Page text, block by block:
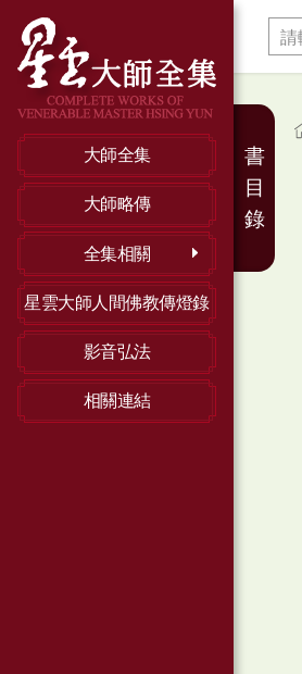
大師全集
大師略傳
全集相關
星雲大師人間佛教傳燈錄
影音弘法
相關連結
書
目
錄